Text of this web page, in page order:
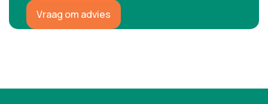
Vraag om advies